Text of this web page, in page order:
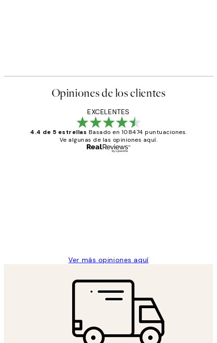
Opiniones de los clientes
EXCELENTES
4.4 de 5 estrellas Basado en 108474 puntuaciones.
Ve algunas de las opiniones aquí.
Ver más opiniones aquí